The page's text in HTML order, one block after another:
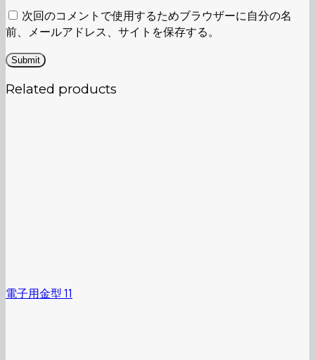
次回のコメントで使用するためブラウザーに自分の名
前、メールアドレス、サイトを保存する。
Related products
電子用金型 11